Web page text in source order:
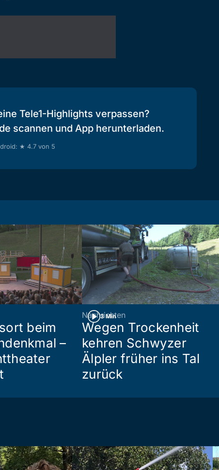
Tele1-Highlights verpassen?
scannen und App herunterladen.
★ 4.7 von 5
beim
–
3 Min
Nachrichten
Wegen Trockenheit
kehren Schwyzer
Älpler früher ins Tal
zurück